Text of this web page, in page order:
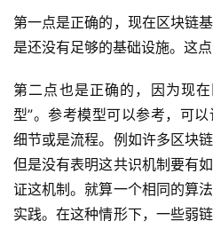
第一点是正确的，现在区块链
是还没有足够的基础设施。这点
第二点也是正确的，因为现
型”。参考模型可以参考，可
细节或是流程。例如许多区块
但是没有表明这共识机制要有
证这机制。就算一个相同的算
实践。在这种情形下，一些弱